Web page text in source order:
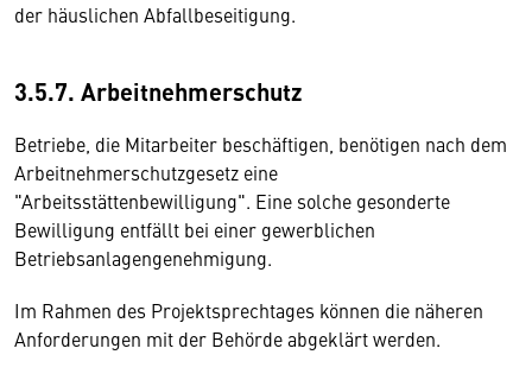
der häuslichen Abfallbeseitigung.
3.5.7. Arbeitnehmerschutz
Betriebe, die Mitarbeiter beschäftigen, benötigen nach dem
Arbeitnehmerschutzgesetz eine
"Arbeitsstättenbewilligung". Eine solche gesonderte
Bewilligung entfällt bei einer gewerblichen
Betriebsanlagengenehmigung.
Im Rahmen des Projektsprechtages können die näheren
Anforderungen mit der Behörde abgeklärt werden.